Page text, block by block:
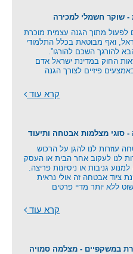
- שוקר חשמלי למכירה
לפעול מתוך הגנה עצמית מוכרת
ואף מבוטאת בכלל התלמודי
להורגך השכם להורגו”.
החוק במדינת ישראל אדם
פיזיים לצורך הגנה
קרא עוד
סוגי מצלמות אבטחה ותיעוד
עוזרות לנו להגן על הרכוש
לנו לעקוב אחר הבית או העסק
גניבות או ניסיונות פריצה.
ציוד אבטחה זה אולי נראית
ללא יותר מדיי פרטים
קרא עוד
במשקפיים - מצלמה סמויה